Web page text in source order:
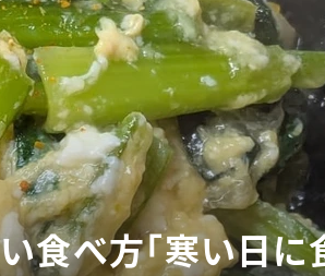
食べ方「寒い日